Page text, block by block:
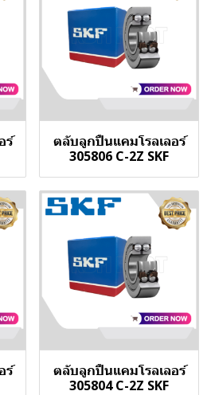
ร์
ตลับลูกปืนแคมโรลเลอร์
305806 C-2Z SKF
ร์
ตลับลูกปืนแคมโรลเลอร์
305804 C-2Z SKF